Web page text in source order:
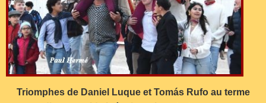
Triomphes de Daniel Luque et Tomás Rufo au terme